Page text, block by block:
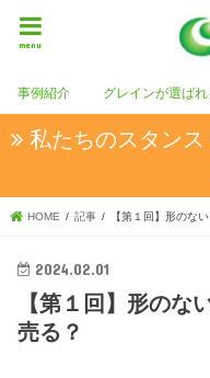
menu
事例紹介 グレインが選ばれ
私たちのスタン
HOME 記事 【第１回】形のな
2024.02.01
【第１回】形のな
売る？